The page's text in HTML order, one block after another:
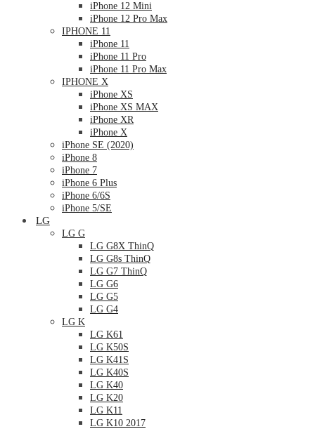
iPhone 12 Mini
iPhone 12 Pro Max
IPHONE 11
iPhone 11
iPhone 11 Pro
iPhone 11 Pro Max
IPHONE X
iPhone XS
iPhone XS MAX
iPhone XR
iPhone X
iPhone SE (2020)
iPhone 8
iPhone 7
iPhone 6 Plus
iPhone 6/6S
iPhone 5/SE
LG
LG G
LG G8X ThinQ
LG G8s ThinQ
LG G7 ThinQ
LG G6
LG G5
LG G4
LG K
LG K61
LG K50S
LG K41S
LG K40S
LG K40
LG K20
LG K11
LG K10 2017